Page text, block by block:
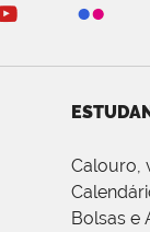
Calouro,
Bolsas e